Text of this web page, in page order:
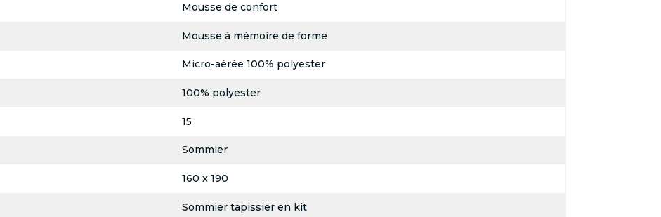
Mousse de confort
Mousse à mémoire de forme
Micro-aérée 100% polyester
100% polyester
15
Sommier
160 x 190
Sommier tapissier en kit